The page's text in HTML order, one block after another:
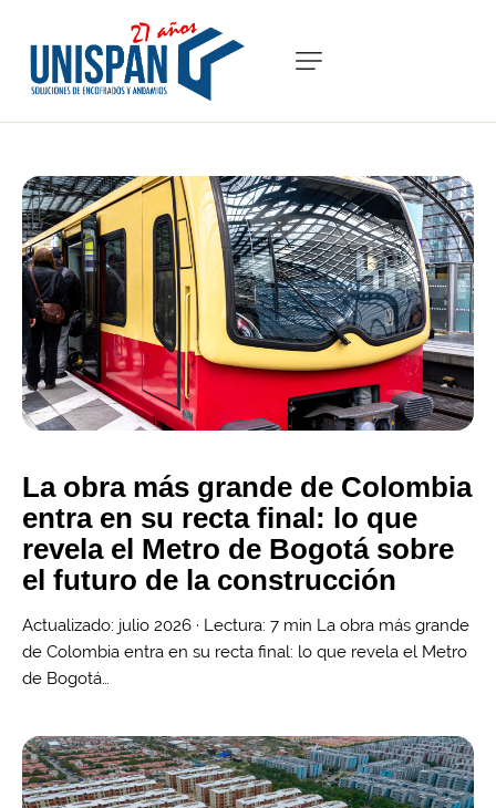
La obra más grande de Colombia
entra en su recta final: lo que
revela el Metro de Bogotá sobre
el futuro de la construcción
Actualizado: julio 2026 · Lectura: 7 min La obra más grande
de Colombia entra en su recta final: lo que revela el Metro
de Bogotá…